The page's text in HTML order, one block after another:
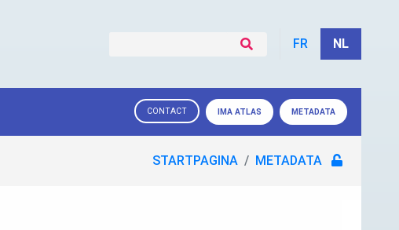
FR NL
CONTACT IMA ATLAS METADATA
STARTPAGINA METADATA